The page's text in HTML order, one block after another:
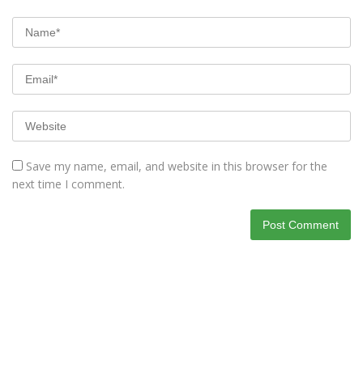
Save my name, email, and website in this browser for the
next time I comment.